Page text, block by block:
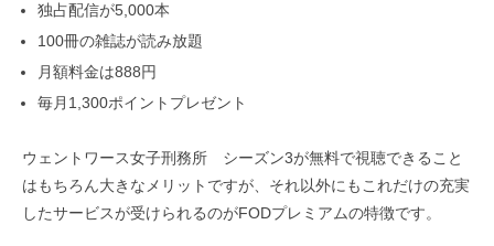
独占配信が5,000本
100冊の雑誌が読み放題
月額料金は888円
毎月1,300ポイントプレゼント
ウェントワース女子刑務所 シーズン3が無料で視聴できること
はもちろん大きなメリットですが、それ以外にもこれだけの充実
したサービスが受けられるのがFODプレミアムの特徴です。